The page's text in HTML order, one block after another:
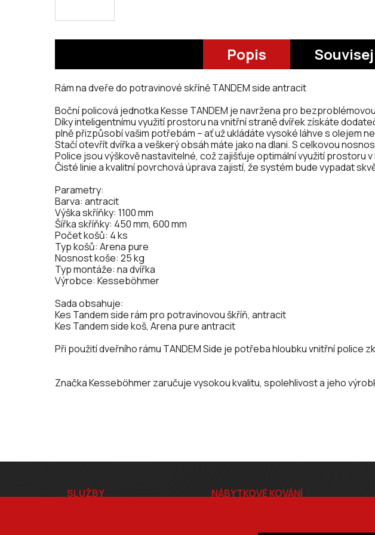
Popis
Rám na dveře do potravinové skříně TANDEM side antracit
Boční policová jednotka Kesse TANDEM je navržena pro
Díky inteligentnímu využití prostoru na vnitřní straně dvířek získáte
plně přizpůsobí vašim potřebám – ať už ukládáte vysoké láhve s olejem
Stačí otevřít dvířka a veškerý obsáh máte jako na dlani. S celkovou
Police jsou výškově nastavitelné, což zajišťuje optimální využití prostoru v
Čisté linie a kvalitní povrchová úprava zajistí, že systém bude vypadat
Parametry:
Barva: antracit
Výška skříňky: 1100 mm
Šířka skříňky: 450 mm, 600 mm
Počet košů: 4 ks
Typ košů: Arena pure
Nosnost koše: 25 kg
Typ montáže: na dvířka
Výrobce: Kesseböhmer
Sada obsahuje:
Kes Tandem side rám pro potravinovou škříň, antracit
Kes Tandem side koš, Arena pure antracit
Při použití dveřního rámu TANDEM Side je potřeba hloubku vnitřní police
Značka Kesseböhmer zaručuje vysokou kvalitu, spolehlivost a jeho
Z
SLUŽBY NÁBYTKOVÉ KOVÁNÍ
Příslušenství